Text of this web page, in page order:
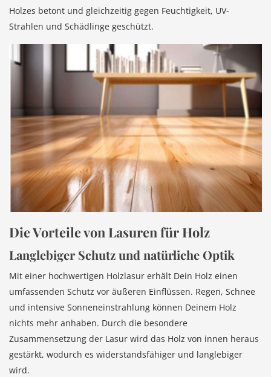
Holzes betont und gleichzeitig gegen Feuchtigkeit, UV-
Strahlen und Schädlinge geschützt.
Die Vorteile von Lasuren für Holz
Langlebiger Schutz und natürliche Optik
Mit einer hochwertigen Holzlasur erhält Dein Holz einen
umfassenden Schutz vor äußeren Einflüssen. Regen, Schnee
und intensive Sonneneinstrahlung können Deinem Holz
nichts mehr anhaben. Durch die besondere
Zusammensetzung der Lasur wird das Holz von innen heraus
gestärkt, wodurch es widerstandsfähiger und langlebiger
wird.